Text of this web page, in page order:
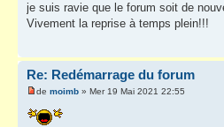
je suis ravie que le forum soit de
Vivement la reprise à temps plein!!!
Re: Redémarrage du forum
de moimb » Mer 19 Mai 2021 22:55